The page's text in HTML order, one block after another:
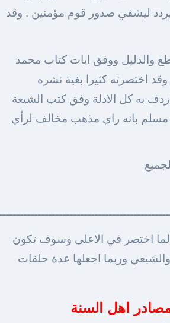
ليشفي صدور قوم مؤمنين . وقد
والدليل ووفق ايات كتاب محمد
اختصرته كثيرا بغية نشره
به كل الادلة وفق كتب الشيعة
مسلم بانه راي مذهب مخالف لرأي
اختصر في الاعلى وسوف تكون
وربما اجعلها عدة حلقات
مصادر اهل السنة